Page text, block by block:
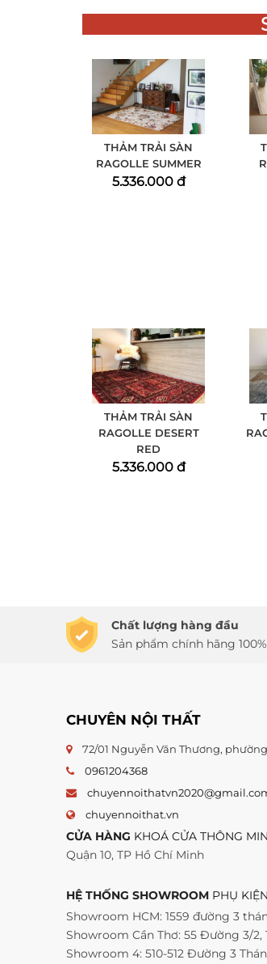
THẢM TRẢI SÀN
RAGOLLE SUMMER
5.336.000 đ
THẢM TRẢI SÀN
RAGOLLE DESERT
RED
5.336.000 đ
Chất lượng hàng đầu
Sản phẩm chính hãng 100%
CHUYÊN NỘI THẤT
72/01 Nguyễn Văn Thương,
0961204368
chuyennoithat.vn
CỬA HÀNG KHOÁ CỬA THÔNG
Quận 10, TP Hồ Chí Minh
HỆ THỐNG SHOWROOM PHỤ
Showroom HCM: 1559 đường 3
Showroom Cần Thơ: 55 Đường 3/2,
Showroom 4: 510-512 Đường 3